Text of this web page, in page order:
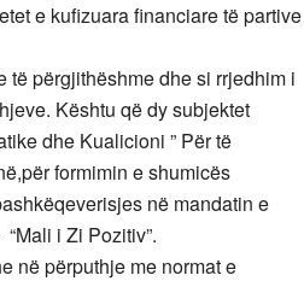
e kufizuara financiare të partive
të përgjithëshme dhe si rrjedhim i
Kështu që dy subjektet
dhe Kualicioni ” Për të
formimin e shumicës
në mandatin e
i Zi Pozitiv”.
në përputhje me normat e